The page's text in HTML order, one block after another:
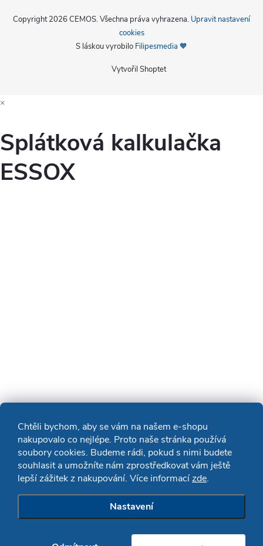
Chtěli bychom, aby se vám na našem e-shopu
nakupovalo co nejlépe. Proto naše stránka používá
soubory cookies. Budeme rádi, pokud s nimi budete
souhlasit a umožníte nám zprostředkovat vám ještě
lepší zážitek z nakupování. Více informacízde.
Nastavení
Vytvořil Shoptet
Copyright 2026 CEMOS. Všechna práva vyhrazena. Upravit nastavení
cookies
S láskou vyrobilo Filipesmedia 🧡
×
Splátková kalkulačka
ESSOX